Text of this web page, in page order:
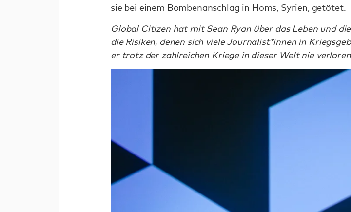
sie bei einem Bombenanschlag in Homs, Syrien, getötet.
Global Citizen hat mit Sean Ryan über das Leben und
die Risiken, denen sich viele Journalist*innen in
er trotz der zahlreichen Kriege in dieser Welt nie